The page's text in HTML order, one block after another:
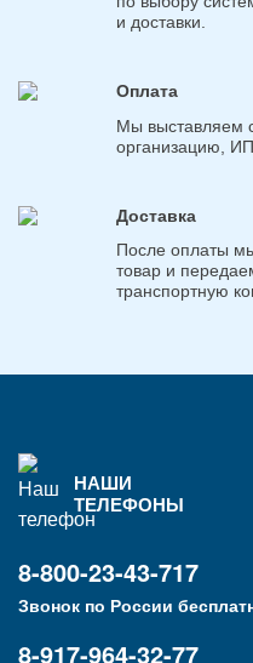
и доставки.
Оплата
Мы выставляем
организацию,
Доставка
После оплаты
товар и
транспортную
НАШИ
ТЕЛЕФОНЫ
8-800-23-43-717
Звонок по России
8-917-964-32-77